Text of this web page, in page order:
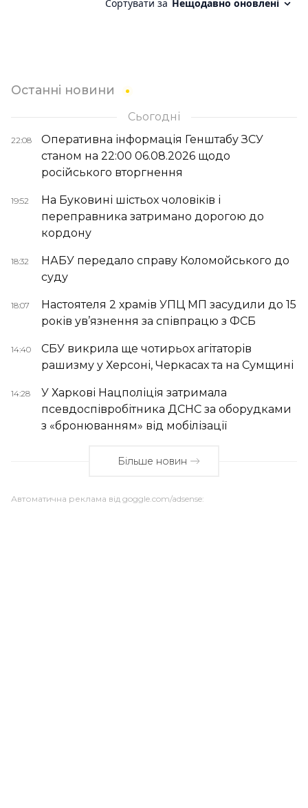
Останні новини
Сьогодні
22:08
Оперативна інформація Генштабу ЗСУ
станом на 22:00 06.08.2026 щодо
російського вторгнення
19:52
На Буковині шістьох чоловіків і
переправника затримано дорогою до
кордону
18:32
НАБУ передало справу Коломойського до
суду
18:07
Настоятеля 2 храмів УПЦ МП засудили до 15
років ув’язнення за співпрацю з ФСБ
14:40
СБУ викрила ще чотирьох агітаторів
рашизму у Херсоні, Черкасах та на Сумщині
14:28
У Харкові Нацполіція затримала
псевдоспівробітника ДСНС за оборудками
з «бронюванням» від мобілізації
Більше новин
Автоматична реклама від goggle.com/adsense: